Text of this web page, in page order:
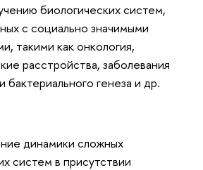
биологических систем,
с социально значимыми
такими как онкология,
расстройства, заболевания
бактериального генеза и др.
динамики сложных
систем в присутствии